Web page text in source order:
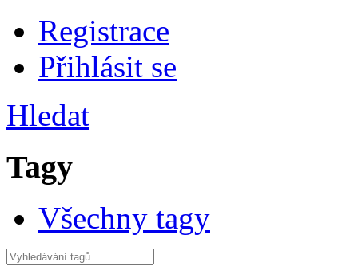
Registrace
Přihlásit se
Hledat
Tagy
Všechny tagy